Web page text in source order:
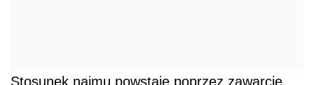
Stosunek najmu powstaje poprzez zawarcie